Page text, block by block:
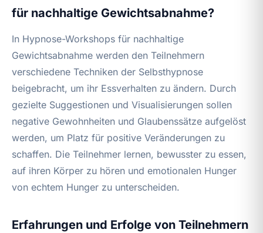
für nachhaltige Gewichtsabnahme?
In Hypnose-Workshops für nachhaltige
Gewichtsabnahme werden den Teilnehmern
verschiedene Techniken der Selbsthypnose
beigebracht, um ihr Essverhalten zu ändern. Durch
gezielte Suggestionen und Visualisierungen sollen
negative Gewohnheiten und Glaubenssätze aufgelöst
werden, um Platz für positive Veränderungen zu
schaffen. Die Teilnehmer lernen, bewusster zu essen,
auf ihren Körper zu hören und emotionalen Hunger
von echtem Hunger zu unterscheiden.
Erfahrungen und Erfolge von Teilnehmern